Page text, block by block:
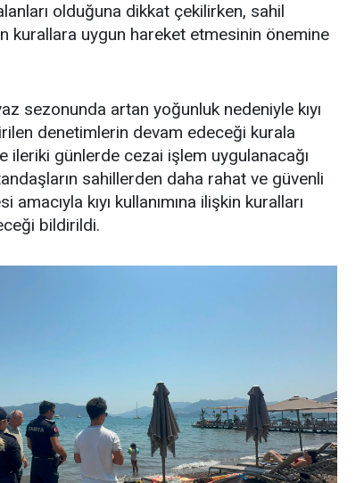
olduğuna dikkat çekilirken, sahil
kurallara uygun hareket etmesinin önemine
sezonunda artan yoğunluk nedeniyle kıyı
denetimlerin devam edeceği kurala
ileriki günlerde cezai işlem uygulanacağı
sahillerden daha rahat ve güvenli
kıyı kullanımına ilişkin kuralları
bildirildi.